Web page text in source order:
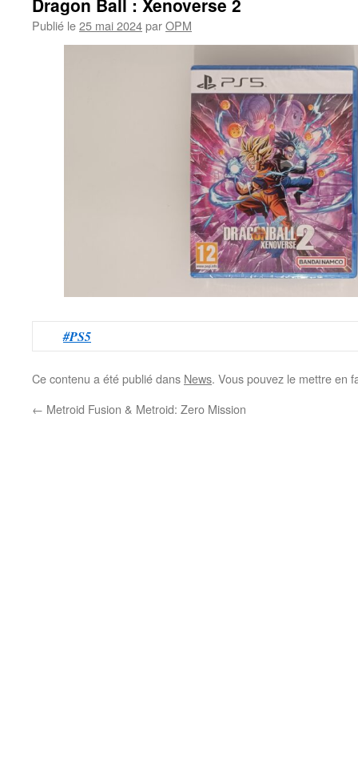
Dragon Ball : Xenoverse 2
Publié le25 mai 2024parOPM
#PS5
Ce contenu a été publié dans News. Vous pouvez le mettre en
← Metroid Fusion & Metroid: Zero Mission